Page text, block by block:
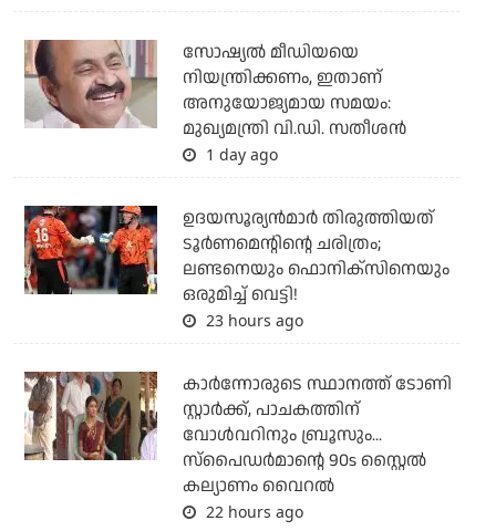
സോഷ്യല്‍ മീഡിയയെ
നിയന്ത്രിക്കണം, ഇതാണ്
അനുയോജ്യമായ സമയം:
മുഖ്യമന്ത്രി വി.ഡി. സതീശന്‍
1 day ago
ഉദയസൂര്യന്‍മാര്‍ തിരുത്തിയത്
ടൂര്‍ണമെന്റിന്റെ ചരിത്രം;
ലണ്ടനെയും ഫൊനിക്‌സിനെയും
ഒരുമിച്ച് വെട്ടി!
23 hours ago
കാര്‍ന്നോരുടെ സ്ഥാനത്ത് ടോണി
സ്റ്റാര്‍ക്ക്, പാചകത്തിന്
വോള്‍വറിനും ബ്രൂസും...
സ്‌പൈഡര്‍മാന്റെ 90s സ്റ്റൈല്‍
കല്യാണം വൈറല്‍
22 hours ago